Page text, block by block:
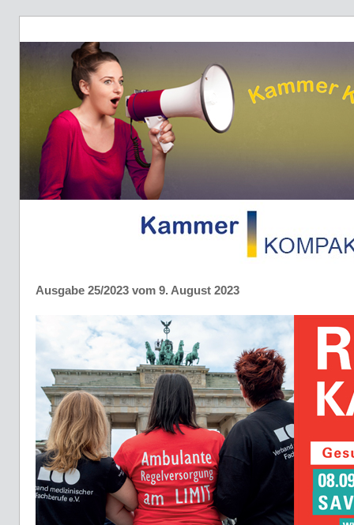
Ausgabe 25/2023 vom 9. August 2023